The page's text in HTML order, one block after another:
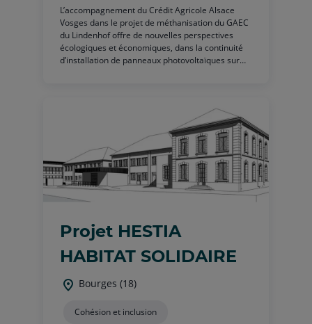
L’accompagnement du Crédit Agricole Alsace
Vosges dans le projet de méthanisation du GAEC
du Lindenhof offre de nouvelles perspectives
écologiques et économiques, dans la continuité
d’installation de panneaux photovoltaïques sur
Projet HESTIA
HABITAT SOLIDAIRE
Bourges (18)
Cohésion et inclusion